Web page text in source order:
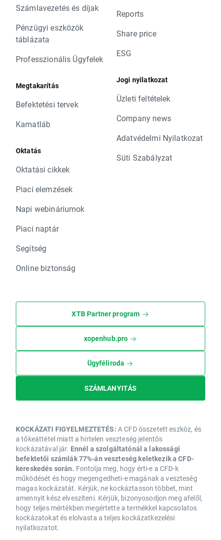
Számlavezetés és díjak
Pénzügyi eszközök
táblázata
Professzionális Ügyfelek
Megtakarítás
Befektetési tervek
Kamatláb
Oktatás
Oktatási cikkek
Piaci elemzések
Napi webináriumok
Piaci naptár
Segítség
Online biztonság
Reports
Share price
ESG
Jogi nyilatkozat
Üzleti feltételek
Company news
Adatvédelmi Nyilatkozat
Süti Szabályzat
XTB Partner program
xopenhub.pro
Ügyféliroda
SZÁMLANYITÁS
KOCKÁZATI FIGYELMEZTETÉS: A CFD összetett eszköz, és
a tőkeáttétel miatt a hirtelen veszteség jelentős
kockázatával jár. Ennél a szolgáltatónál a lakossági
befektetői számlák 77%-án veszteség keletkezik a CFD-
kereskedés során. Fontolja meg, hogy érti-e a CFD-k
működését és hogy megengedheti-e magának a veszteség
magas kockázatát. Kérjük, ne kockáztasson többet, mint
amennyit kész elveszíteni. Kérjük, bizonyosodjon meg afelől,
hogy teljes mértékben megértette a termékkel kapcsolatos
kockázatokat és elolvasta a teljes kockázatkezelési
nyilatkozatot.